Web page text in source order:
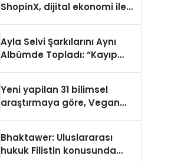
ShopinX, dijital ekonomi ile
Ayla Selvi Şarkılarını Aynı
Albümde Topladı: “Kayıp
Yeni yapilan 31 bilimsel
araştırmaya göre, Vegan
Sindirildiğini Ortaya Koydu
Bhaktawer: Uluslararası
hukuk Filistin konusunda